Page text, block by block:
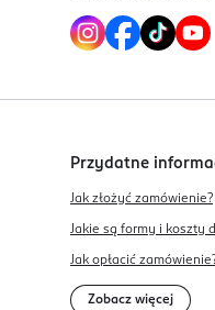
Przydatne
Jak złożyć zamówienie?
Jakie są formy i koszty
Jak opłacić
Zobacz więcej